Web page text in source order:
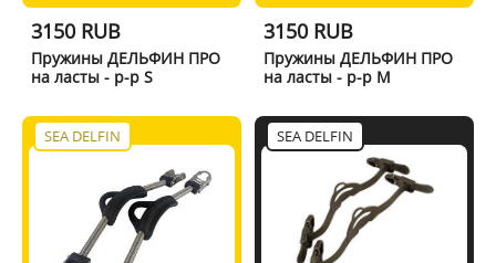
3150 RUB
Пружины ДЕЛЬФИН ПРО
на ласты - р-р S
3150 RUB
Пружины ДЕЛЬФИН ПРО
на ласты - р-р M
SEA DELFIN SEA DELFIN